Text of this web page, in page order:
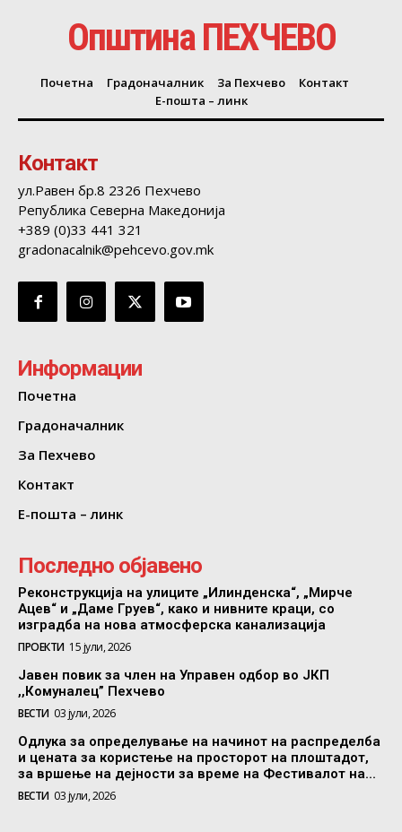
Општина ПЕХЧЕВО
Почетна Градоначалник За Пехчево
Контакт
Е-пошта – линк
Контакт
ул.Равен бр.8 2326 Пехчево
Република Северна Македонија
+389 (0)33 441 321
gradonacalnik@pehcevo.gov.mk
Информации
Почетна
Градоначалник
За Пехчево
Контакт
Е-пошта – линк
Последно објавено
Реконструкција на улиците „Илинденска“, „Мирче
Ацев“ и „Даме Груев“, како и нивните краци, со
изградба на нова атмосферска канализација
ПРОЕКТИ 15 јули, 2026
Јавен повик за член на Управен одбор во ЈКП
,,Комуналец” Пехчево
ВЕСТИ 03 јули, 2026
Одлука за определување на начинот на распределба
и цената за користење на просторот на плоштадот,
за вршење на дејности за време на Фестивалот на...
ВЕСТИ 03 јули, 2026